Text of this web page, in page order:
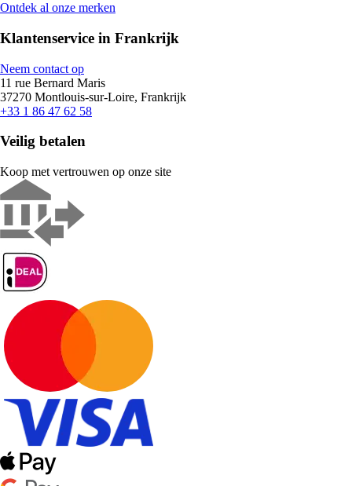
Ontdek al onze merken
Klantenservice in Frankrijk
Neem contact op
11 rue Bernard Maris
37270 Montlouis-sur-Loire, Frankrijk
+33 1 86 47 62 58
Veilig betalen
Koop met vertrouwen op onze site